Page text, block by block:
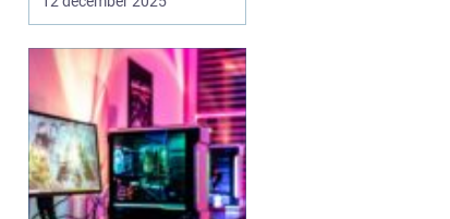
går sönder, använder
system se...